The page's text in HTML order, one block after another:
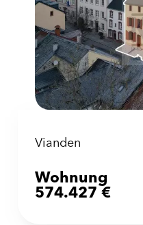
Vianden
Wohnung
574.427 €